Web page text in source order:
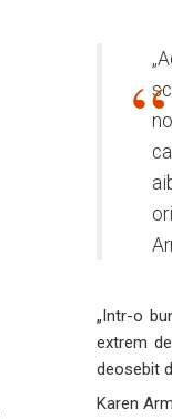
„Intr-o
extrem
deosebit
Karen